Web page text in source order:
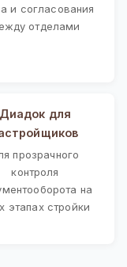
и согласования
отделами
Диадок для
прозрачного
контроля
на
этапах стройки